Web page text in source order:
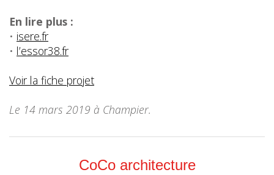
En lire plus :
• isere.fr
• l’essor38.fr
Voir la fiche projet
Le 14 mars 2019 à Champier.
CoCo architecture